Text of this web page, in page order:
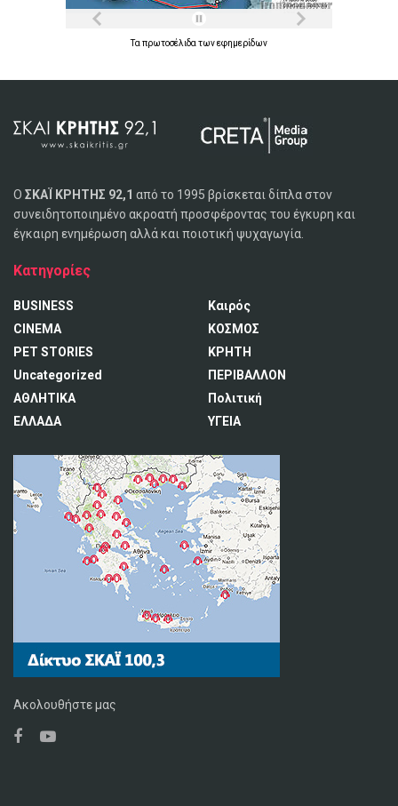
Τα πρωτοσέλιδα τωνεφημερίδων
Ο ΣΚΑΪ ΚΡΗΤΗΣ 92,1 από το 1995 βρίσκεται δίπλα στον
συνειδητοποιημένο ακροατή προσφέροντας του έγκυρη και
έγκαιρη ενημέρωση αλλά και ποιοτική ψυχαγωγία.
Κατηγορίες
BUSINESS
CINEMA
PET STORIES
Uncategorized
ΑΘΛΗΤΙΚΑ
ΕΛΛΑΔΑ
Καιρός
ΚΟΣΜΟΣ
ΚΡΗΤΗ
ΠΕΡΙΒΑΛΛΟΝ
Πολιτική
ΥΓΕΙΑ
Ακολουθήστε μας